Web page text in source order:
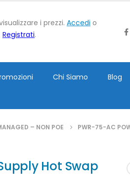
i prezzi. Accedi o
Registrati.
Chi Siamo Blog
– NON POE PWR-75-AC
Hot Swap